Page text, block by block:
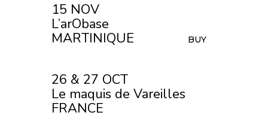
15 NOV
L’arObase
MARTINIQUE
BUY
26 & 27 OCT
Le maquis de Vareilles
FRANCE